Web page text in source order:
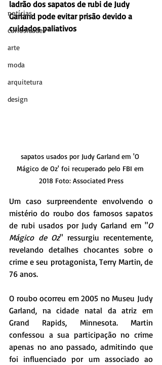
notícias
curiosidades
arte
moda
arquitetura
design
ladrão dos sapatos de rubi de Judy
Garland pode evitar prisão devido a
cuidados paliativos
sapatos usados por Judy Garland em 'O
Mágico de Oz' foi recuperado pelo FBI em
2018 Foto: Associated Press
Um caso surpreendente envolvendo o
mistério do roubo dos famosos sapatos
de rubi usados por Judy Garland em "O
Mágico de Oz" ressurgiu recentemente,
revelando detalhes chocantes sobre o
crime e seu protagonista, Terry Martin, de
76 anos.
O roubo ocorreu em 2005 no Museu Judy
Garland, na cidade natal da atriz em
Grand Rapids, Minnesota. Martin
confessou a sua participação no crime
apenas no ano passado, admitindo que
foi influenciado por um associado ao